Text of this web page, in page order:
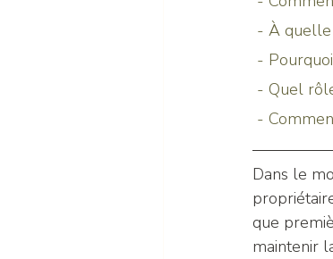
- À quelle
-
- Quel
-
Dans le
que
maintenir